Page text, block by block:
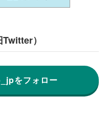
）
をフォロー